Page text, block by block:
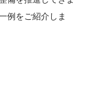
例をご紹介しま